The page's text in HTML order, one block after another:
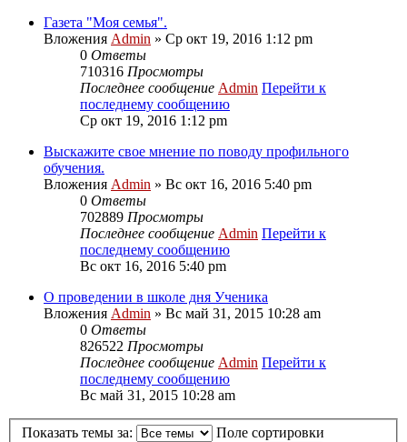
Газета "Моя семья".
Вложения Admin » Ср окт 19, 2016 1:12 pm
0 Ответы
710316 Просмотры
Последнее сообщение Admin Перейти к
последнему сообщению
Ср окт 19, 2016 1:12 pm
Выскажите свое мнение по поводу профильного
обучения.
Вложения Admin » Вс окт 16, 2016 5:40 pm
0 Ответы
702889 Просмотры
Последнее сообщение Admin Перейти к
последнему сообщению
Вс окт 16, 2016 5:40 pm
О проведении в школе дня Ученика
Вложения Admin » Вс май 31, 2015 10:28 am
0 Ответы
826522 Просмотры
Последнее сообщение Admin Перейти к
последнему сообщению
Вс май 31, 2015 10:28 am
Показать темы за: Поле сортировки